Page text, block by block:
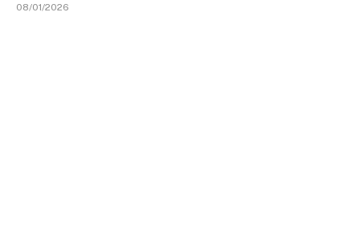
08/01/2026